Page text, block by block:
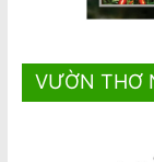
VƯỜN THƠ